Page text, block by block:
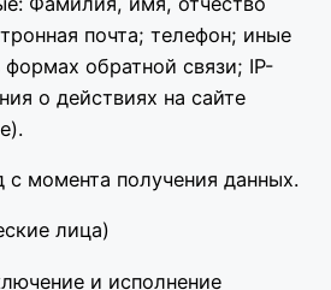
почта; телефон; иные
обратной связи; IP-
о действиях на сайте
с момента получения данных.
лица)
и исполнение